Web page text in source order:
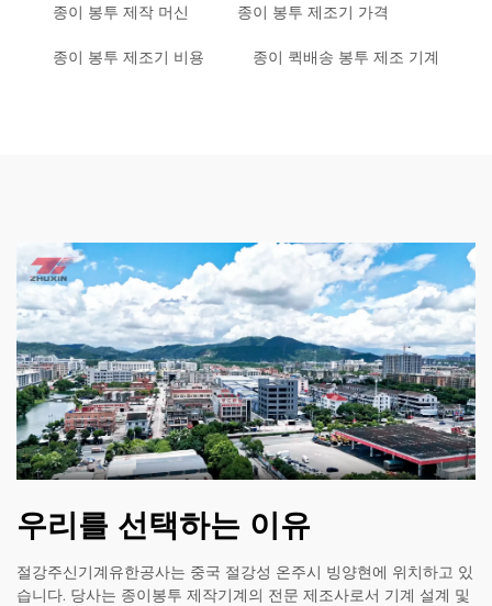
종이 봉투 제작 머신 종이 봉투 제조기 가격
종이 봉투 제조기 비용 종이 퀵배송 봉투 제조 기계
우리를 선택하는 이유
절강주신기계유한공사는 중국 절강성 온주시 빙양현에 위치하고 있
습니다. 당사는 종이봉투 제작기계의 전문 제조사로서 기계 설계 및